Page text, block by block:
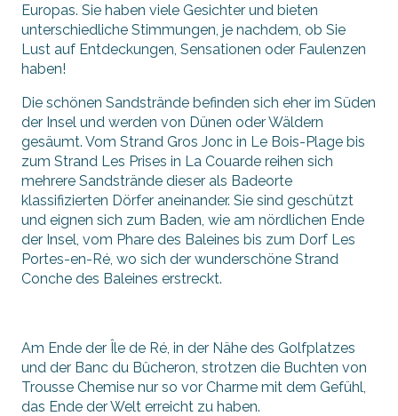
Europas. Sie haben viele Gesichter und bieten
unterschiedliche Stimmungen, je nachdem, ob Sie
Lust auf Entdeckungen, Sensationen oder Faulenzen
haben!
Die schönen Sandstrände befinden sich eher im Süden
der Insel und werden von Dünen oder Wäldern
gesäumt. Vom Strand Gros Jonc in Le Bois-Plage bis
zum Strand Les Prises in La Couarde reihen sich
mehrere Sandstrände dieser als Badeorte
klassifizierten Dörfer aneinander. Sie sind geschützt
und eignen sich zum Baden, wie am nördlichen Ende
der Insel, vom Phare des Baleines bis zum Dorf Les
Portes-en-Ré, wo sich der wunderschöne Strand
Conche des Baleines erstreckt.
Am Ende der Île de Ré, in der Nähe des Golfplatzes
und der Banc du Bûcheron, strotzen die Buchten von
Trousse Chemise nur so vor Charme mit dem Gefühl,
das Ende der Welt erreicht zu haben.